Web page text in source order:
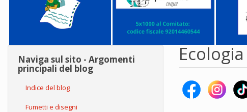
Naviga sul sito - Argomenti
principali del blog
Indice del blog
Fumetti e disegni